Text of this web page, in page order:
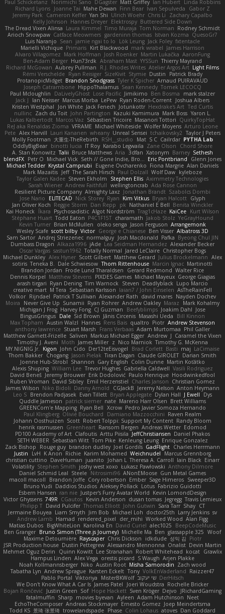
Paul Schicketanz
Norimichi Sano DGagster Matt Griffey Ian Hubert Linda Robbins
Richard Lyons Joanne Tai Mahe Dewan Finn Bear Ivan Sepulveda
Gabor Z
Jeremy Park
Cameron Keffer Yan Shi Ulrich Woehr Chris Li
Zachary Capalbo
Kelly Johnson Hannes Dreyer Elektrospy Buttered Side Down
The Dread Vixen Alinsa Laura Kimmel Timo Muraja Tom Norman Rodney Schmidt
Arioch Snowpaw Catface Meowmers gardeninn thomas Istvan Kozma QuesoGr7
Luis Naranjo Sean jamie ngai to lo Lök Leung Jack Foley fxtentacle
Marielli Vichique Primaris Kirt Blackwood mark wrabel James Harrison
Alvaro Villagomez Mark Hoffman Josh Roenker Martin Lukačka AaronFung
Ben-Adam Berger Hun73rdk Abraham Mast YYSSun Thierry Mayrand
Richard McGowan Aubrey Pullman R.J. Rhodes Writes Atelier Argos Art Light Films
Rémi Verschelde Ryan Reisiger SizeKivit Stymie Dustin
Patrick Brady
ProtanopicMidget Brandon Snodgrass Tyler K Spicher Arnaud PUIRAVAUD
Joseph Catrambone HippoThalamus Sean Kennedy Tomek LECOCQ
Paul Mcloughlin
DaLivelyGhost Lose Pacific Jimikimo Ben Bosma
mark stalzer
Jack J
Ian Neisser Marcus Morba LePew Ryan Roden-Corrent Joshua Albers
Kristen Westphal
Jon White Jack Fenech Jotunkottr Hexdrake's Art Ted Curtis
nullinc Zach du Toit John Partington Kazuki Kamimura Mark Boss Yaron L.
Lukas Kalbertodt Marcos Vaz Sébastien Tricoire Masanori Tottori QuirkyTopHat
ReJ aka Renaldas Zioma VFRAME Michael Whiteside Wolfer Moyens Arturo Leone
Pete Alex Harvill Lauri Kananen wheany Unreal Sensei tchaikovsky2 Taylor J Peters
Molly Footman 大重生-TheRebirth RSH__studio Mat S C Cailrdar PYTHA Lab
OddlyBigBear binotti lucia IT Roy Karabo Legwaila Zane Olson
Chord Shore
A. Stan Konowitz Talii Bruce Matthews Aria 3dfan Xatonym Barney Sethesh
blendFX Petr O Michael Vick Seth // Gone Indie, Bro... Eric Pontbriand
Glenn Jones
Michael Tedder Krystal Camprubi Eugene Ovcharenko Fiona Margrie Alan Daniels
Mark Mazaitis Jeff The Sarah Hirsch Paul Dolzall Wolf Daw kyleboze
Taylor Galen Kadee Steven Ekholm Stephen Ellis Aximmetry Technologies
Sarah Wiener Andrew Faithfull wellingtoncrab Ada Rose Cannon
Resilient Picture Company Almighty Laxz Jonathan Brandt Szabolcs Dombi
Jose Nario
ELITECAD Nick Storey Ryan Kim Vitkus Bryan Halcott Glyph
Jan Oliver Koch Reggie Storm Dan Repp pk Nathaniel E Bell Benita Winckler
Kai Honeck
Íkara Psychosadistic Algot Nordström Trag1cHaze KaiCee Kurt Wilson
Stéphane Huart Todd Eaton P4C1F15T charamath Jakob Stolz YeGrayHound
Kevin Turner Brian McMullen oleko senga Jason Ferguson Arrangemonk
Wesley Scafe scott bilby Victor George e Chianese Ben Visser Albatross 3D
Sam Sartor Andrej Striezenec normalguy Josh Macdonald Pafka Byeong Chul JIN
Dumbass Dragon Alkaza1996 jAde Lea Seidman Hernandez Alexander Becker
Oscar Vargas sastun1962 Totally Normal Jared LeClaire Christopher Bogs
Michael Dunkley Alex Hyner Scott Gilbert Matthew Gerard Julius Brockelmann Alex
sotiris Teneka B. Dale Schwiesow Thom Rittenhouse Marcin Ignac Martinotti
Brandon Jordan Frode Lund Tharaldsen Gerard Redmond Walter Rice
Dennis Korpel Matthew Stevens PIXDES Games Michael Mayeux George Giagias
arash tirgari Ryan Dening Tim Warnock Steven Deadlyblack Lupo Marcio
creative mart M Tera Sebastian Karlsson Iaian7 / John Einselen AsTheRainFell
Volkor Rijndael Patrick T Sullivan Alexander Rath david mares Nayden Dochev
Moira
Never Give Up Sunamii Ryan Rohrer Andrew Oakley Maraz
Mark Kohalmy
Michigan J Frog Harvey Fong CJ Guzman Beefyblimps Joakim Dahl Jose
BingusGringus Dale Sid Brown Jānis Circenis Masashi Ueda
Bill Kinnon
Max Topham Austin Walzl Hannes Rens Bais qualtro Piotr Andrew Stevenson
anthony lawrence Stuart Marsh Frans Verbaas Adam Murtomaa Phil Galler
Matthew Garnett-Frizelle Saliven Markus Michael Egger Andrew J Caramel the Vixen
Timothy J. Aveni Moth James Miller z Nico Marniok Timothy G. McKenna
MY.NIGNIG Jr.
Kigon John Cido Der12teEisvogel Brad Corlett Basti maj LaCimaise
Thom Bakker Chogang Jason Pielak Tiran Dagan Claude GIROLET Darian Smith
Joenne Hub-Strobl Shannon Gary English Colin Dunne Martin Koťátko
Alexis Shuping William Lee Trevor Hughes Gabriella Caldwell Vasili Rodriguez
David Beneš Jeremy Brouwer Erik Dodolović Paulo Henrique Hoodwinkedfool
Ruben Vroman David Sibley Emil Herzenstiel Charles Janson Christian Gomez
James Wilson Niko Bidoli Danny Arnold CGJackB Jeremy Nelson Anton Heymann
Leo S Brendon Padjasek Evan Tillett Bryan Applegate Dylan Hall J Ewell
Dys
Quddle Jameson patrick siemer nate Mareno Harr Olsen Brett Williams
GREENCom'e Mapping Ryan Bell Xcrow Pedro Javier Somoza Hernando
Paul Klingberg Olivié Bouchard Damiano Mazzocchini Raven Realm
Johann Oosthuizen Scott Robert Tolppi: Support My Content Randy Bloom
henrik rasmussen Greenheart Ransom Bergen Andreas Wetter Edomod
PD100 Academy of Art Clafoutis Arttu Piisila JeffChristiansen Daniel Phakos
SETH WEBER Sebastian Witt Tom Pike Kenleung Leung Enrique Gonzalez
Zack Bishop
Rouge guy brandon dudley Joel Gordils GadFlight Charles Herrmann
Justin
LvH K Anon Richie Karim Mohamed Weichnudel
Marcus Grennborg
christian cuttino DaveHuman juanito Johan L Theresa A. Carroll Iain Black Einarr
Volatility Stephen Smith joshy west xoxo Łukasz Pawłowski Anthony Dilmore
Daniel Schmid Leal Steele Nitrosimi96 ANonEMoose Gun Metal Games
macoll macoll
Brandon Joffe Cory robertson Ember Sage Himeros Sweeper3D
Bruno Yudi Daddios Studios Aleksey Pollack Lotus Fabrizio Guidotti
Esbern Hansen ran nie Justper's Furry Avatar World Kevin LomondDesign
Victor Ghyssens 749R CGautos Kevin Anderson dusan tomas Jegregg Travis Lemieux
Philipp T David Pulcifer Thomas Elliott John Gutwin Sara Tarr Shay CT
Jermaine Bouyea Liam Smyth Jim Bob Michael Loh doctor25th Larry Jenkins sv
Andrew Lamb Hamad rendered_pixel der_mihi Worked Wood Alan Figg
Matias Dubos BigWhiteLion Karolina En David Curiel alec1025
BeepCodeMusic
Ben Granger Bruno Simon (Three.js Journey) Michelle Ma Ben glassapple 325 Woof
Maxime Detournière Rayscaper Chris Dickson idkdude 성익 김 Piotr
JSR Production house Dustin Pettegrew Alessandro Mennonna Onalist Devin Martin
Mehmet Oguz Derin
Quinn Kowitt Lee Stranahan Robert Whitehead kocat Grawlix
Hampus Linden Alex Vega orestis picard S Waugh Arjen Plakke
Noah Kollmannsberger Niko Austin Root Misha Samorodin Zach wood
Tabatha Lyn Andrew Sprague Karsten Eckelt Tony VolkEnVaderland Raizzer47
Pablo Portal Viktoriya MisterBKWolf שי יעקוב DerHitsch
We Don't Know What A Car Is James Patel Joeri Woudstra Rochelle Bricker
Bojan Rončević
Justin Green Sof Hope Hackett Sven Kröger Dejvo
JRichardGaming
fatalmuffin Sharp movies byevan Ayleen Adam Hutchinson Neet
EchoTheComposer Andreas Stockmayer Ernesto Gomez Joep Meindertsma
Todd KS 景琦 张景琦 trowelandspade Phase Colin Lohaus atoves Dan Goddard